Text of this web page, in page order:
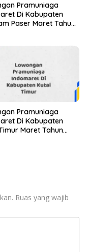
Pramuniaga
Di Kabupaten
Paser Maret Tahun
Pramuniaga
Di Kabupaten
Maret Tahun
Ruas yang wajib